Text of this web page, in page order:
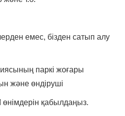
емес, бізден сатып алу
паркі жоғары
және өндіруші
қабылдаңыз.